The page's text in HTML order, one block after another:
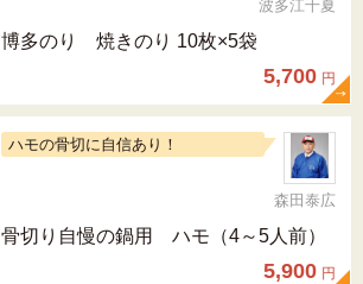
波多江千夏
博多のり 焼きのり 10枚×5袋
5,700 円
ハモの骨切に自信あり！
森田泰広
骨切り自慢の鍋用 ハモ（4～5人前）
5,900 円